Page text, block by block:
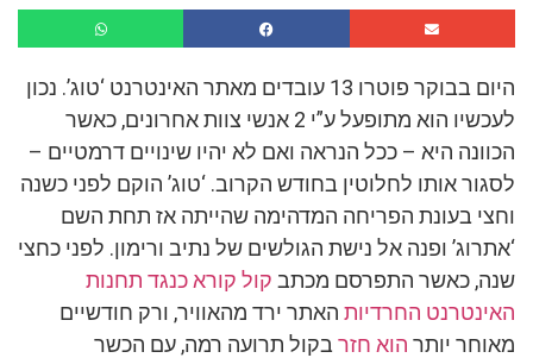
היום בבוקר פוטרו 13 עובדים מאתר האינטרנט ‘טוג’. נכון
לעכשיו הוא מתופעל ע”י 2 אנשי צוות אחרונים, כאשר
הכוונה היא – ככל הנראה ואם לא יהיו שינויים דרמטיים –
לסגור אותו לחלוטין בחודש הקרוב. ‘טוג’ הוקם לפני כשנה
וחצי בעונת הפריחה המדהימה שהייתה אז תחת השם
‘אתרוג’ ופנה אל נישת הגולשים של נתיב ורימון. לפני כחצי
שנה, כאשר התפרסם מכתב קול קורא כנגד תחנות
האינטרנט החרדיות האתר ירד מהאוויר, ורק חודשיים
מאוחר יותר הוא חזר בקול תרועה רמה, עם הכשר